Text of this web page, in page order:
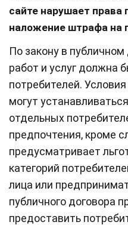
сайте нарушает права
наложение штрафа на
По закону в
работ и услуг должна
потребителей.
могут
отдельных
предпочтения, кроме
предусматривает
категорий
лица или
публичного договора
предоставить